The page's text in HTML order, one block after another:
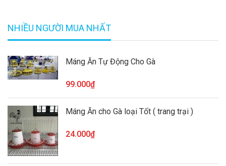
NHIỀU NGƯỜI MUA NHẤT
Máng Ăn Tự Động Cho Gà
99.000₫
Máng Ăn cho Gà loại Tốt ( trang trại )
24.000₫